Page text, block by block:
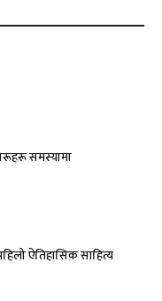
समस्यामा
ऐतिहासिक साहित्य